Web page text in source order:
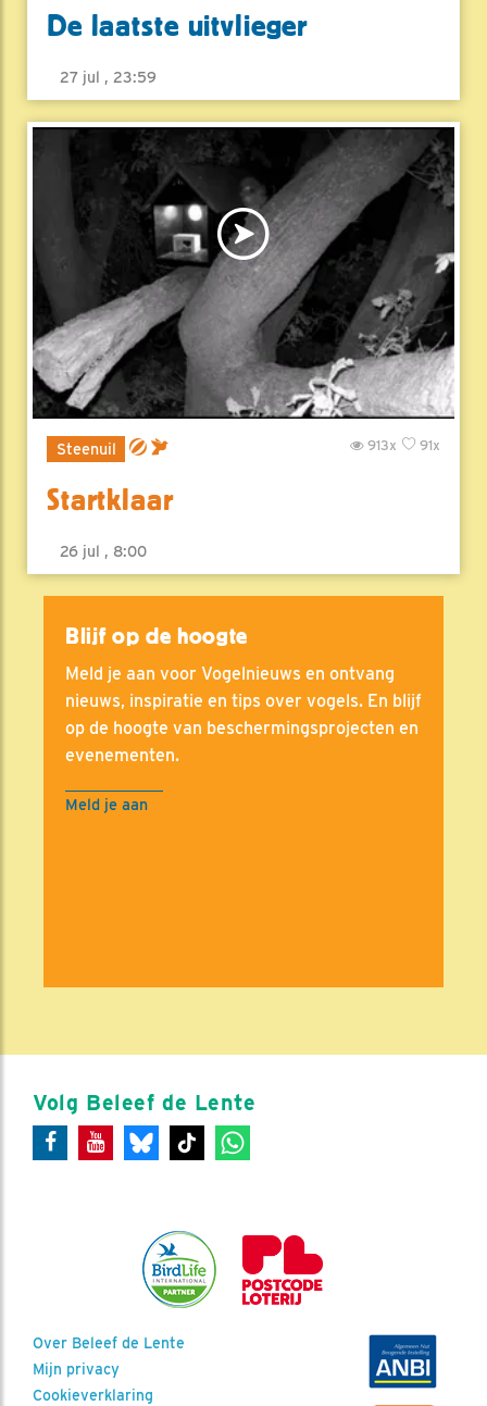
De laatste uitvlieger
27 jul , 23:59
Steenuil 91x
913x
Startklaar
26 jul , 8:00
Blijf op de hoogte
Meld je aan voor Vogelnieuws en ontvang
nieuws, inspiratie en tips over vogels. En blijf
op de hoogte van beschermingsprojecten en
evenementen.
Meld je aan
Volg Beleef de Lente
Over Beleef de Lente
Mijn privacy
Cookieverklaring